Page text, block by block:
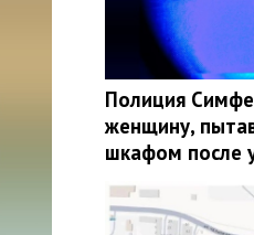
Полиция
женщину,
шкафом после